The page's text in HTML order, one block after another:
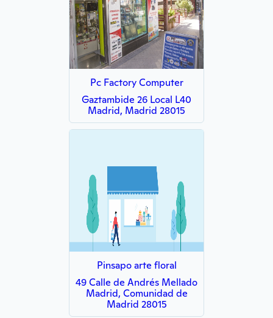
Pc Factory Computer
Gaztambide 26 Local L40
Madrid, Madrid 28015
Pinsapo arte floral
49 Calle de Andrés Mellado
Madrid, Comunidad de
Madrid 28015